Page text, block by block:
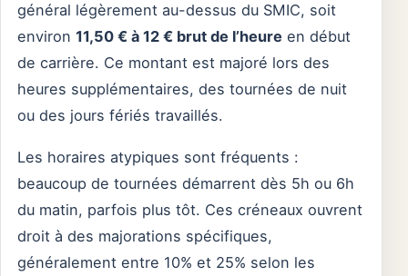
général légèrement au-dessus du SMIC, soit
environ 11,50 € à 12 € brut de l’heure en début
de carrière. Ce montant est majoré lors des
heures supplémentaires, des tournées de nuit
ou des jours fériés travaillés.
Les horaires atypiques sont fréquents :
beaucoup de tournées démarrent dès 5h ou 6h
du matin, parfois plus tôt. Ces créneaux ouvrent
droit à des majorations spécifiques,
généralement entre 10% et 25% selon les